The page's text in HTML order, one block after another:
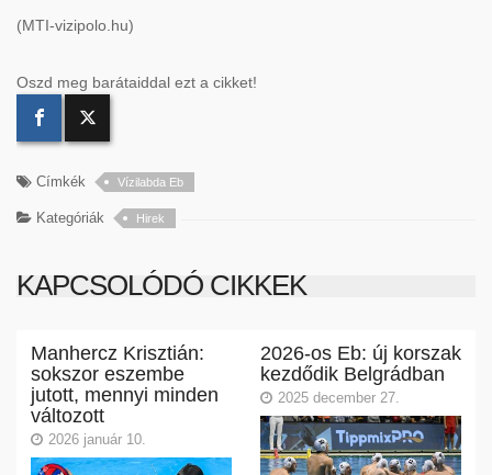
(MTI-vizipolo.hu)
Oszd meg barátaiddal ezt a cikket!
Címkék Vízilabda Eb
Kategóriák Hirek
KAPCSOLÓDÓ CIKKEK
Manhercz Krisztián:
sokszor eszembe
jutott, mennyi minden
változott
2026 január 10.
2026-os Eb: új korszak
kezdődik Belgrádban
2025 december 27.